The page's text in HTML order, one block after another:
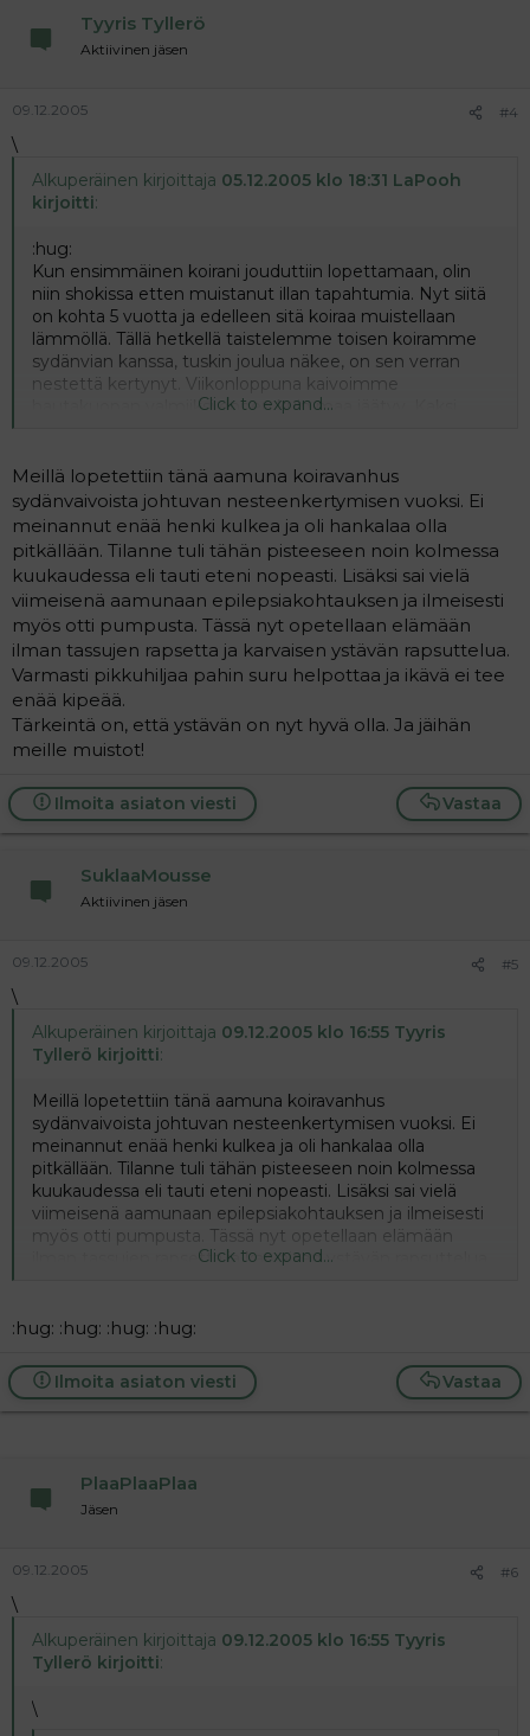
Tyyris Tyllerö
Aktiivinen jäsen
09.12.2005 #4
\
Alkuperäinen kirjoittaja 05.12.2005 klo 18:31 LaPooh
kirjoitti:
:hug:
Kun ensimmäinen koirani jouduttiin lopettamaan, olin
niin shokissa etten muistanut illan tapahtumia. Nyt siitä
on kohta 5 vuotta ja edelleen sitä koiraa muistellaan
lämmöllä. Tällä hetkellä taistelemme toisen koiramme
sydänvian kanssa, tuskin joulua näkee, on sen verran
nestettä kertynyt. Viikonloppuna kaivoimme
hautakuopan valmiiksi ennen kuin maa jäätyy. Kaksi
jääneet ilman jos tuota hännänheiluttajaa ei olisi ollut.
Tosin meille jää vielä toinen koira että koti ei tunnu heti
niin tyhjältä.
Surusta yli pääseminen kestää mutta kyllä se siitä
helpottaa ajan kanssa. Toivon mukaan löydätte uuden
lenkkikaverin, uuden persoonan. Jokainen koira säilyy
muistoissa omana itsenään, jonka paikkaa ei toiset voi
viedä. Jaksamisia!!!
Click to expand...
Meillä lopetettiin tänä aamuna koiravanhus
sydänvaivoista johtuvan nesteenkertymisen vuoksi. Ei
meinannut enää henki kulkea ja oli hankalaa olla
pitkällään. Tilanne tuli tähän pisteeseen noin kolmessa
kuukaudessa eli tauti eteni nopeasti. Lisäksi sai vielä
viimeisenä aamunaan epilepsiakohtauksen ja ilmeisesti
myös otti pumpusta. Tässä nyt opetellaan elämään
ilman tassujen rapsetta ja karvaisen ystävän rapsuttelua.
Varmasti pikkuhiljaa pahin suru helpottaa ja ikävä ei tee
enää kipeää.
Tärkeintä on, että ystävän on nyt hyvä olla. Ja jäihän
meille muistot!
Vastaa
Ilmoita asiaton viesti
SuklaaMousse
Aktiivinen jäsen
09.12.2005 #5
\
Alkuperäinen kirjoittaja 09.12.2005 klo 16:55 Tyyris
Tyllerö kirjoitti:
Meillä lopetettiin tänä aamuna koiravanhus
sydänvaivoista johtuvan nesteenkertymisen vuoksi. Ei
meinannut enää henki kulkea ja oli hankalaa olla
pitkällään. Tilanne tuli tähän pisteeseen noin kolmessa
kuukaudessa eli tauti eteni nopeasti. Lisäksi sai vielä
viimeisenä aamunaan epilepsiakohtauksen ja ilmeisesti
myös otti pumpusta. Tässä nyt opetellaan elämään
ilman tassujen rapsetta ja karvaisen ystävän rapsuttelua.
Tärkeintä on, että ystävän on nyt hyvä olla. Ja jäihän
Click to expand...
:hug: :hug: :hug: :hug:
Vastaa
Ilmoita asiaton viesti
PlaaPlaaPlaa
Jäsen
09.12.2005 #6
\
Alkuperäinen kirjoittaja 09.12.2005 klo 16:55 Tyyris
Tyllerö kirjoitti:
\